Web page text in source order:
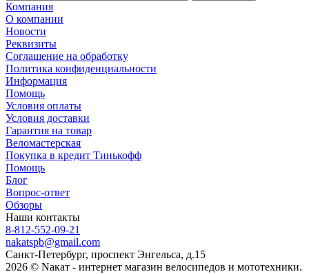
Компания
О компании
Новости
Реквизиты
Соглашение на обработку
Политика конфиденциальности
Информация
Помощь
Условия оплаты
Условия доставки
Гарантия на товар
Веломастерская
Покупка в кредит Тинькофф
Помощь
Блог
Вопрос-ответ
Обзоры
Наши контакты
8-812-552-09-21
nakatspb@gmail.com
Санкт-Петербург, проспект Энгельса, д.15
2026 © Nакат - интернет магазин велосипедов и мототехники.